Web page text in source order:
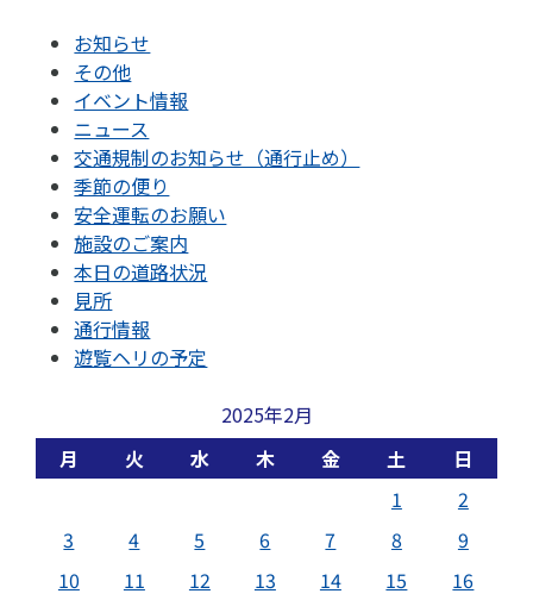
お知らせ
その他
イベント情報
ニュース
交通規制のお知らせ（通行止め）
季節の便り
安全運転のお願い
施設のご案内
本日の道路状況
見所
通行情報
遊覧ヘリの予定
2025年2月
月
火 水 木 金 土
日
1
2
3
4 5 6 7 8
9
10
11 12 13 14 15 16